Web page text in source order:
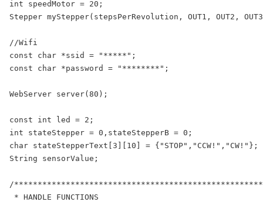
int speedMotor = 20;
Stepper myStepper(stepsPerRevolution, OUT1, OUT2,
//Wifi
const char *ssid = "*****";
const char *password = "********";
WebServer server(80);
const int led = 2;
int stateStepper = 0,stateStepperB = 0;
char stateStepperText[3][10] = {"STOP","CCW!","CW!"};
String sensorValue;
/
* HANDLE FUNCTIONS